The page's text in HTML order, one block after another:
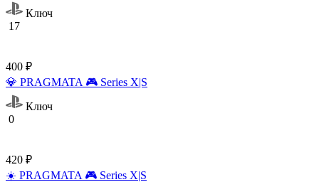
Ключ
17
400 ₽
💎 PRAGMATA 🎮 Series X|S
Ключ
0
420 ₽
☀️ PRAGMATA 🎮 Series X|S